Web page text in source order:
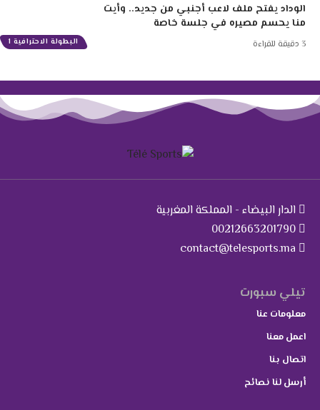
البطولة الاحترافية 1
الوداد يفتح ملف لاعب أجنبي من جديد.. وأيت
منا يحسم مصيره في جلسة خاصة
الدار البيضاء - المملكة المغربية
00212663201790
contact@telesports.ma
تيلي سبورت
معلومات عنا
اعمل معنا
اتصال بنا
أرسل لنا نصائح